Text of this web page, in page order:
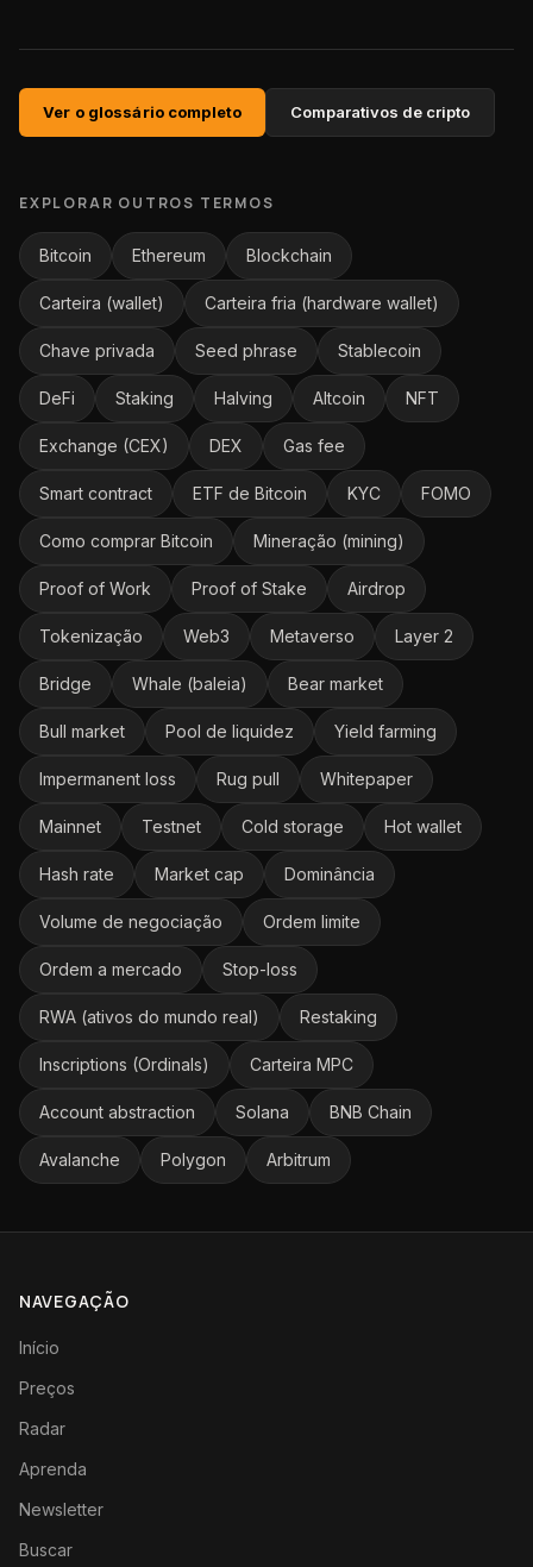
Ver o glossário completo Comparativos de cripto
EXPLORAR OUTROS TERMOS
Bitcoin Ethereum Blockchain
Carteira (wallet) Carteira fria (hardware wallet)
Chave privada Seed phrase Stablecoin
DeFi Staking Halving Altcoin NFT
Exchange (CEX) DEX Gas fee
Smart contract ETF de Bitcoin KYC FOMO
Como comprar Bitcoin Mineração (mining)
Proof of Work Proof of Stake Airdrop
Tokenização Web3 Metaverso Layer 2
Bridge Whale (baleia) Bear market
Bull market Pool de liquidez Yield farming
Impermanent loss Rug pull Whitepaper
Mainnet Testnet Cold storage Hot wallet
Hash rate Market cap Dominância
Volume de negociação Ordem limite
Ordem a mercado Stop-loss
RWA (ativos do mundo real) Restaking
Inscriptions (Ordinals) Carteira MPC
Account abstraction Solana BNB Chain
Avalanche Polygon Arbitrum
NAVEGAÇÃO
Início
Preços
Radar
Aprenda
Newsletter
Buscar